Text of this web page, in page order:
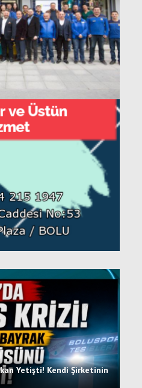
Yetişti! Kendi Şirketinin